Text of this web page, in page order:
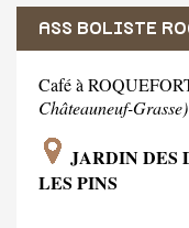
ASS BOLISTE
Café à
Châteauneuf-Grasse)
JARDIN DES
LES PINS